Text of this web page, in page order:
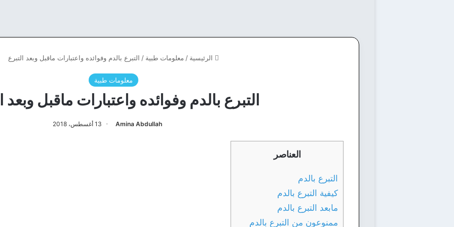
الرئيسية / معلومات طبية / التبرع بالدم وفوائده واعتبارات ماقبل وبعد التبرع
معلومات طبية
التبرع بالدم وفوائده واعتبارات ماقبل وبعد
Amina Abdullah 13 أغسطس، 2018
العناصر
التبرع بالدم
كيفية التبرع بالدم
مابعد التبرع بالدم
ممنوعون من التبرع بالدم